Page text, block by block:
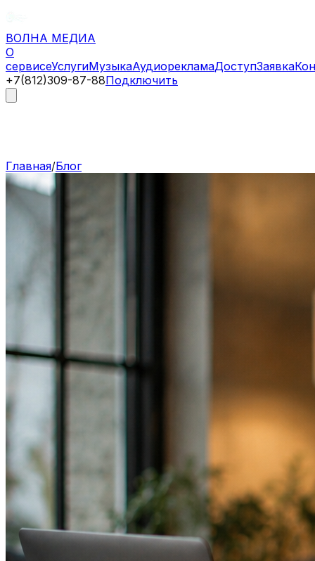
ВОЛНА МЕДИА
О
сервисеУслугиМузыкаАудиорекламаДоступЗаявка
+7(812)309-87-88Подключить
Главная/Блог